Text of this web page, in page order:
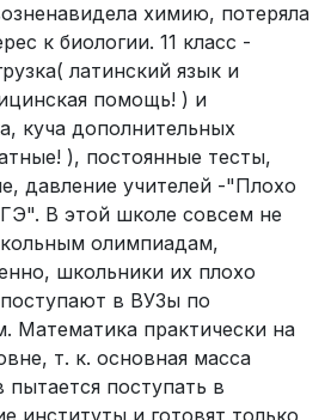
химию, потеряла
к биологии. 11 класс -
латинский язык и
помощь! ) и
куча дополнительных
), постоянные тесты,
давление учителей -"Плохо
В этой школе совсем не
олимпиадам,
школьники их плохо
в ВУЗы по
Математика практически на
т. к. основная масса
поступать в
институты и готовят только